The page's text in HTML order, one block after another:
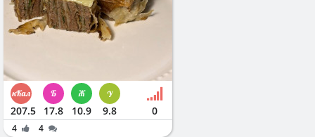
207.5 17.8 10.9 9.8 0
4 4